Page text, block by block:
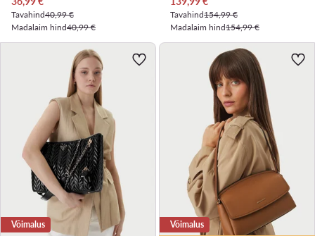
Tavahind40,99 €
Madalaim hind40,99 €
Tavahind154,99 €
Madalaim hind154,99 €
Võimalus Võimalus